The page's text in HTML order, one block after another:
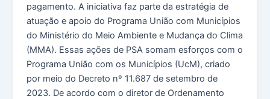
pagamento. A iniciativa faz parte da estratégia de
atuação e apoio do Programa União com Municípios
do Ministério do Meio Ambiente e Mudança do Clima
(MMA). Essas ações de PSA somam esforços com o
Programa União com os Municípios (UcM), criado
por meio do Decreto nº 11.687 de setembro de
2023. De acordo com o diretor de Ordenamento